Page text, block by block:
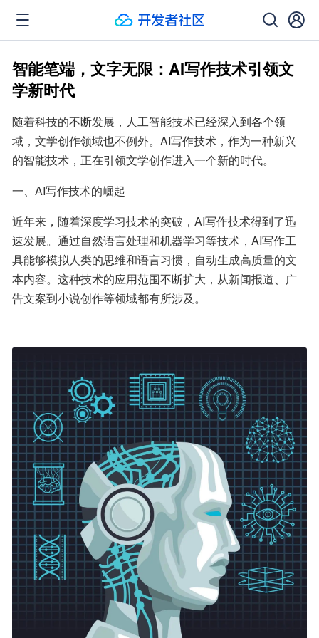
智能笔端，文字无限：AI写作技术引领文
学新时代
随着科技的不断发展，人工智能技术已经深入到各个领
域，文学创作领域也不例外。AI写作技术，作为一种新兴
的智能技术，正在引领文学创作进入一个新的时代。
一、AI写作技术的崛起
近年来，随着深度学习技术的突破，AI写作技术得到了迅
速发展。通过自然语言处理和机器学习等技术，AI写作工
具能够模拟人类的思维和语言习惯，自动生成高质量的文
本内容。这种技术的应用范围不断扩大，从新闻报道、广
告文案到小说创作等领域都有所涉及。